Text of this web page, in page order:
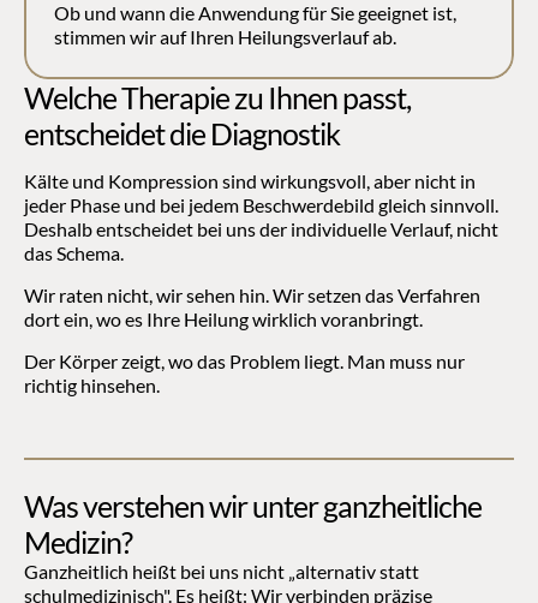
Ob und wann die Anwendung für Sie geeignet ist,
stimmen wir auf Ihren Heilungsverlauf ab.
Welche Therapie zu Ihnen passt,
entscheidet die Diagnostik
Kälte und Kompression sind wirkungsvoll, aber nicht in
jeder Phase und bei jedem Beschwerdebild gleich sinnvoll.
Deshalb entscheidet bei uns der individuelle Verlauf, nicht
das Schema.
Wir raten nicht, wir sehen hin. Wir setzen das Verfahren
dort ein, wo es Ihre Heilung wirklich voranbringt.
Der Körper zeigt, wo das Problem liegt. Man muss nur
richtig hinsehen.
Was verstehen wir unter ganzheitliche
Medizin?
Ganzheitlich heißt bei uns nicht „alternativ statt
schulmedizinisch". Es heißt: Wir verbinden präzise